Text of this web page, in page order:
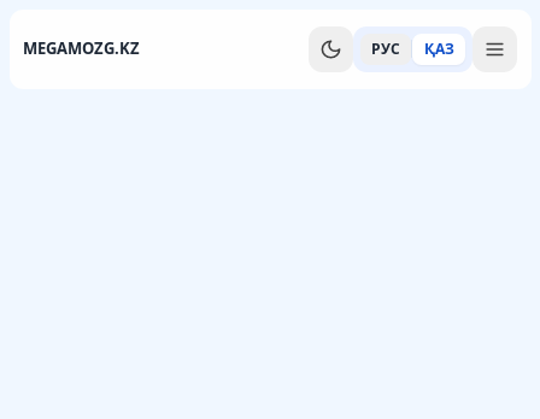
MEGAMOZG.KZ РУС ҚАЗ